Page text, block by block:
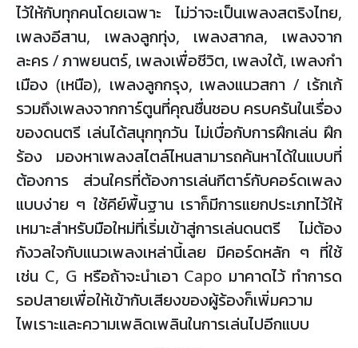
ไว้ให้กับทุกคนโดยเฉพาะ ไม่ว่าจะเป็นเพลงสตริงไทย,
เพลงอีสาน, เพลงลูกทุ่ง, เพลงสากล, เพลงจาก
ละคร / ภาพยนตร์, เพลงเพื่อชีวิต, เพลงใต้, เพลงกำ
เมือง (เหนือ), เพลงลูกกรุง, เพลงแนวสกา / เร้กเก้
รวมถึงเพลงจากการ์ตูนที่คุณชื่นชอบ ครบครันในเรื่อง
ของดนตรี เล่นได้สนุกทุกวัน ไม่เบื่อกับการฝึกเล่น ฝึก
ร้อง มองหาเพลงสไตล์ไหนสามารถค้นหาได้ในแบบที่
ต้องการ ส่วนใครที่ต้องการเล่นกีตาร์กับคอร์ดเพลง
แบบง่าย ๆ ใช้คีย์พื้นฐาน เราก็มีการแยกประเภทไว้ให้
เหมาะสำหรับมือใหม่ที่เริ่มเข้าสู่การเล่นดนตรี ไม่ต้อง
กังวลใจกับแนวเพลงเหล่านี้เลย มีคอร์ดหลัก ๆ ที่ใช้
เช่น C, G หรือถ้าจะนำเอา Capo มาคาดไว้ ทำการด
รอปสายเพื่อให้เข้ากับเสียงของผู้ร้องก็เพิ่มความ
ไพเราะและความเพลิดเพลินในการเล่นไปอีกแบบ